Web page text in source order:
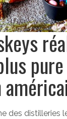
pure
des distilleries